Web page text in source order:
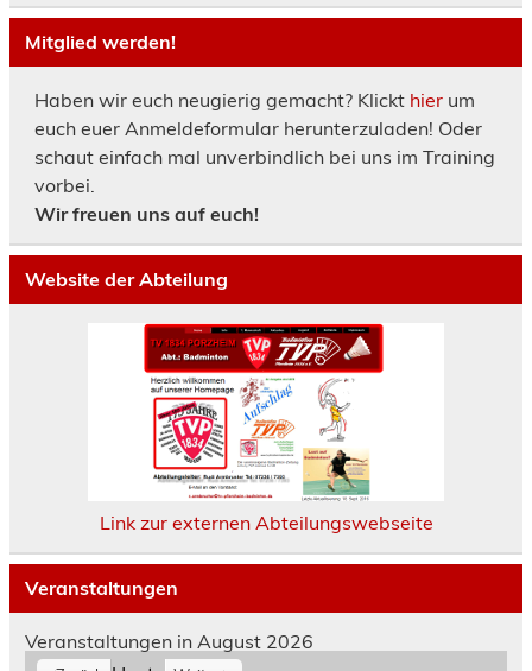
Mitglied werden!
Haben wir euch neugierig gemacht? Klickt hierum
euch euer Anmeldeformular herunterzuladen! Oder
schaut einfach mal unverbindlich bei uns im Training
vorbei.
Wir freuen uns auf euch!
Website der Abteilung
Link zur externen Abteilungswebseite
Veranstaltungen
Veranstaltungen in August 2026